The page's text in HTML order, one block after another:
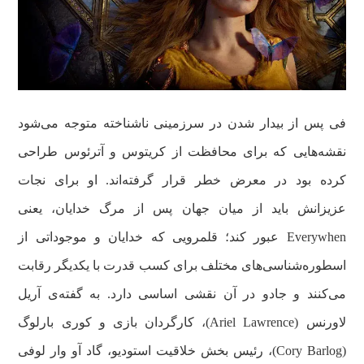
فی پس از بیدار شدن در سرزمینی ناشناخته متوجه می‌شود
نقشه‌هایی که برای محافظت از کریتوس و آترئوس طراحی
کرده بود در معرض خطر قرار گرفته‌اند. او برای نجات
عزیزانش باید از میان جهان پس از مرگ خدایان، یعنی
Everywhen عبور کند؛ قلمرویی که خدایان و موجوداتی از
اسطوره‌شناسی‌های مختلف برای کسب قدرت با یکدیگر رقابت
می‌کنند و جادو در آن نقشی اساسی دارد. به گفته‌ی آریل
لاورنس (Ariel Lawrence)، کارگردان بازی و کوری بارلوگ
(Cory Barlog)، رئیس بخش خلاقیت استودیو، گاد آو وار لوفی